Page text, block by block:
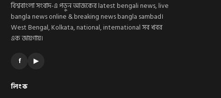
বিশ্ববাংলা সংবাদ-এ পড়ুন আজকের latest bengali news, live
bangla news online & breaking news bangla sambad।
West Bengal, Kolkata, national, international সব খবর
এক জায়গায়।
f ▶
লিংক